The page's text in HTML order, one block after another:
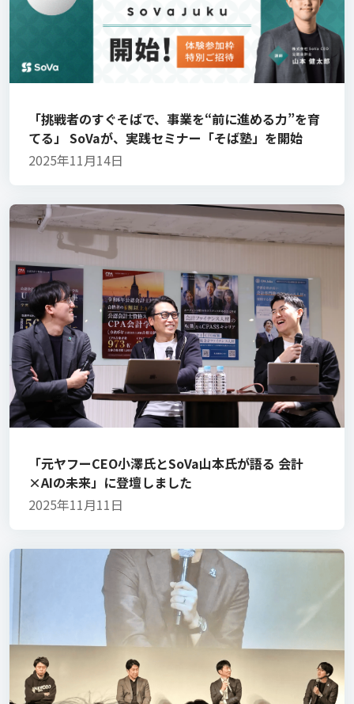
「挑戦者のすぐそばで、事業を“前に進める力”を育
てる」 SoVaが、実践セミナー「そば塾」を開始
2025年11月14日
「元ヤフーCEO小澤氏とSoVa山本氏が語る 会計
×AIの未来」に登壇しました
2025年11月11日